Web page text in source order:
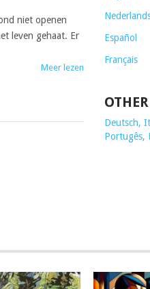
niet openen
leven gehaat. Er
Meer lezen
Español
Français
Deutsch,
Portugês,